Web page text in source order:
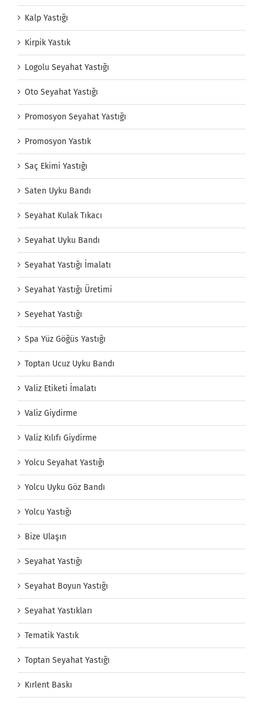
Kalp Yastığı
Kirpik Yastık
Logolu Seyahat Yastığı
Oto Seyahat Yastığı
Promosyon Seyahat Yastığı
Promosyon Yastık
Saç Ekimi Yastığı
Saten Uyku Bandı
Seyahat Kulak Tıkacı
Seyahat Uyku Bandı
Seyahat Yastığı İmalatı
Seyahat Yastığı Üretimi
Seyehat Yastığı
Spa Yüz Göğüs Yastığı
Toptan Ucuz Uyku Bandı
Valiz Etiketi İmalatı
Valiz Giydirme
Valiz Kılıfı Giydirme
Yolcu Seyahat Yastığı
Yolcu Uyku Göz Bandı
Yolcu Yastığı
Bize Ulaşın
Seyahat Yastığı
Seyahat Boyun Yastığı
Seyahat Yastıkları
Tematik Yastık
Toptan Seyahat Yastığı
Kırlent Baskı